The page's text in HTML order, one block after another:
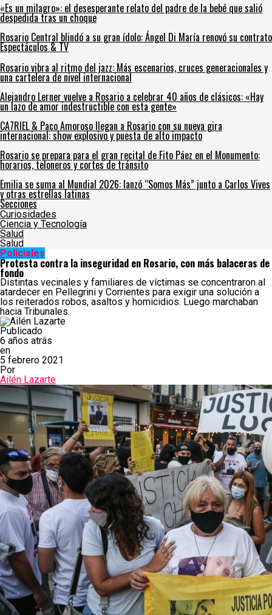
«Es un milagro»: el desesperante relato del padre de la bebé que salió
despedida tras un choque
Rosario Central blindó a su gran ídolo: Ángel Di María renovó su contrato
Espectáculos & TV
Rosario vibra al ritmo del jazz: Más escenarios, cruces generacionales y
una cartelera de nivel internacional
Alejandro Lerner vuelve a Rosario a celebrar 40 años de clásicos: «Hay
un lazo de amor indestructible con esta gente»
CA7RIEL & Paco Amoroso llegan a Rosario con su nueva gira
internacional: show explosivo y puesta de alto impacto
Rosario se prepara para el gran recital de Fito Páez en el Monumento:
horarios, teloneros y cortes de tránsito
Emilia se suma al Mundial 2026: lanzó “Somos Más” junto a Carlos Vives
y otras estrellas latinas
Secciones
Curiosidades
Ciencia y Tecnología
Salud
Salud
Policiales
Protesta contra la inseguridad en Rosario, con más balaceras de
fondo
Distintas vecinales y familiares de víctimas se concentraron al
atardecer en Pellegrini y Corrientes para exigir una solución a
los reiterados robos, asaltos y homicidios. Luego marchaban
hacia Tribunales.
Publicado
6 años atrás
en
5 febrero 2021
Por
Ailén Lazarte